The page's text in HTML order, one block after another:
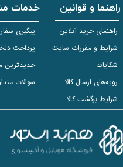
راهنما و قوانین
راهنمای خرید آنلاین
شرایط و مقررات سایت
شکایات
رویه‌های ارسال کالا
شرایط برگشت کالا
خدمات
پیگیری
پرداخت
جدیدترین
سوالات